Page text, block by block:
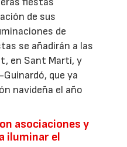
de sus
de
se añadirán a las
en Sant Martí, y
que ya
navideña el año
asociaciones y
iluminar el